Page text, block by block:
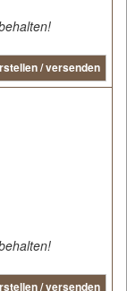
/ versenden
/ versenden